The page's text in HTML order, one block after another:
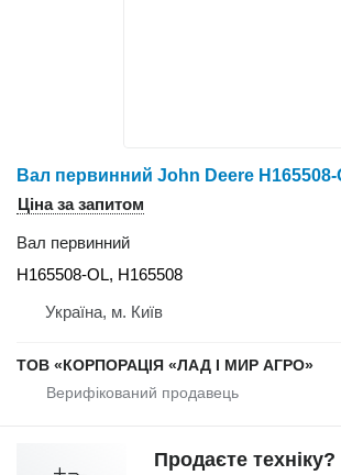
Ціна за запитом
Вал первинний
H165508-OL, H165508
Україна, м. Київ
ТОВ «КОРПОРАЦІЯ «ЛАД І МИР АГРО»
Продаєте техніку?